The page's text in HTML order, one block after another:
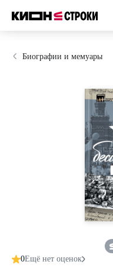
Биографии и мемуары
0Ещё нет оценок